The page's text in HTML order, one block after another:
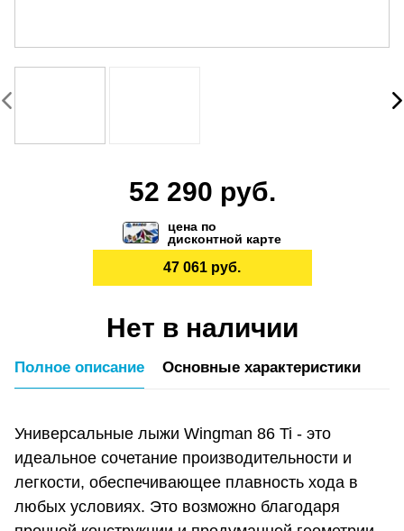
52 290 руб.
цена по
дисконтной карте
47 061 руб.
Нет в наличии
Полное описание Основные характеристики
Универсальные лыжи Wingman 86 Ti - это
идеальное сочетание производительности и
легкости, обеспечивающее плавность хода в
любых условиях. Это возможно благодаря